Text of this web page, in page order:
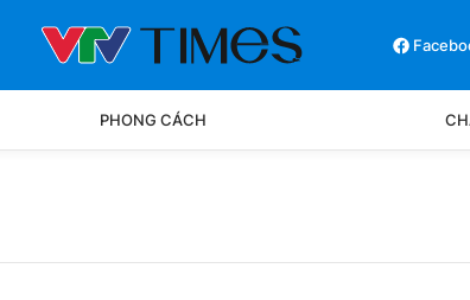
PHONG CÁCH